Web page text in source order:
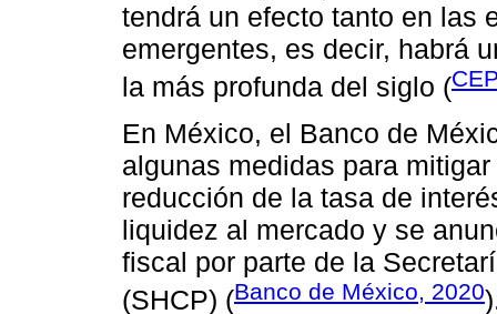
tendrá un efecto tanto en las
emergentes, es decir, habrá
la más profunda del siglo (
En México, el Banco de
algunas medidas para
reducción de la tasa de
liquidez al mercado y se
fiscal por parte de la
(SHCP) (Banco de México, 2020